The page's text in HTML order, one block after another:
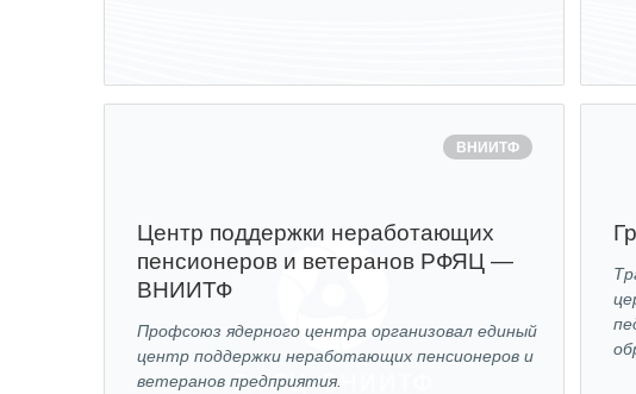
ВНИИТФ
Центр поддержки неработающих
пенсионеров и ветеранов РФЯЦ —
ВНИИТФ
Профсоюз ядерного центра организовал единый
центр поддержки неработающих пенсионеров и
ветеранов предприятия.